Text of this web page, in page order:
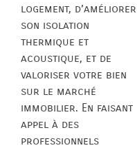
logement, d’améliorer
son isolation
thermique et
acoustique, et de
valoriser votre bien
sur le marché
immobilier. En faisant
appel à des
professionnels